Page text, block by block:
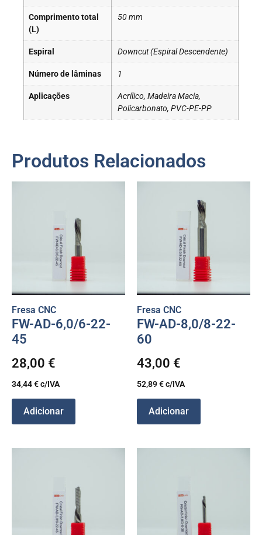
Comprimento total
(L)
50 mm
Espiral Downcut (Espiral Descendente)
Número de lâminas 1
Aplicações
Acrílico, Madeira Macia,
Policarbonato, PVC-PE-PP
Produtos Relacionados
Fresa CNC
FW-AD-6,0/6-22-
45
28,00 €
34,44€c/IVA
Adicionar
Fresa CNC
FW-AD-8,0/8-22-
60
43,00 €
52,89€c/IVA
Adicionar